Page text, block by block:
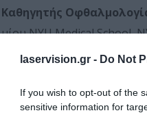
laservision.gr - Do Not
If you wish to opt-out of the
sensitive information for
Καθηγητής
μίου NYU Medical School,
Επιστημονική Ομάδα